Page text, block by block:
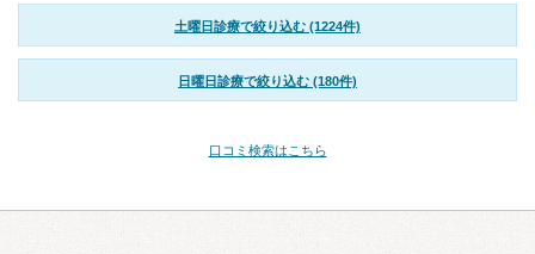
土曜日診療で絞り込む (1224件)
日曜日診療で絞り込む (180件)
口コミ検索はこちら